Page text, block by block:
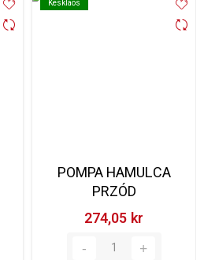
Kesklaos
Kesklaos
POMPA HAMULCA
PRZÓD
274,05 kr‎